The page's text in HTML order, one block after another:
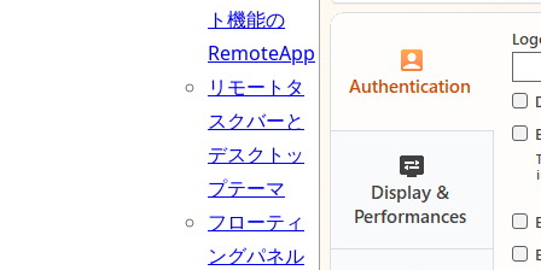
ト機能の
RemoteApp
リモートタ
スクバーと
デスクトッ
プテーマ
フローティ
ングパネル